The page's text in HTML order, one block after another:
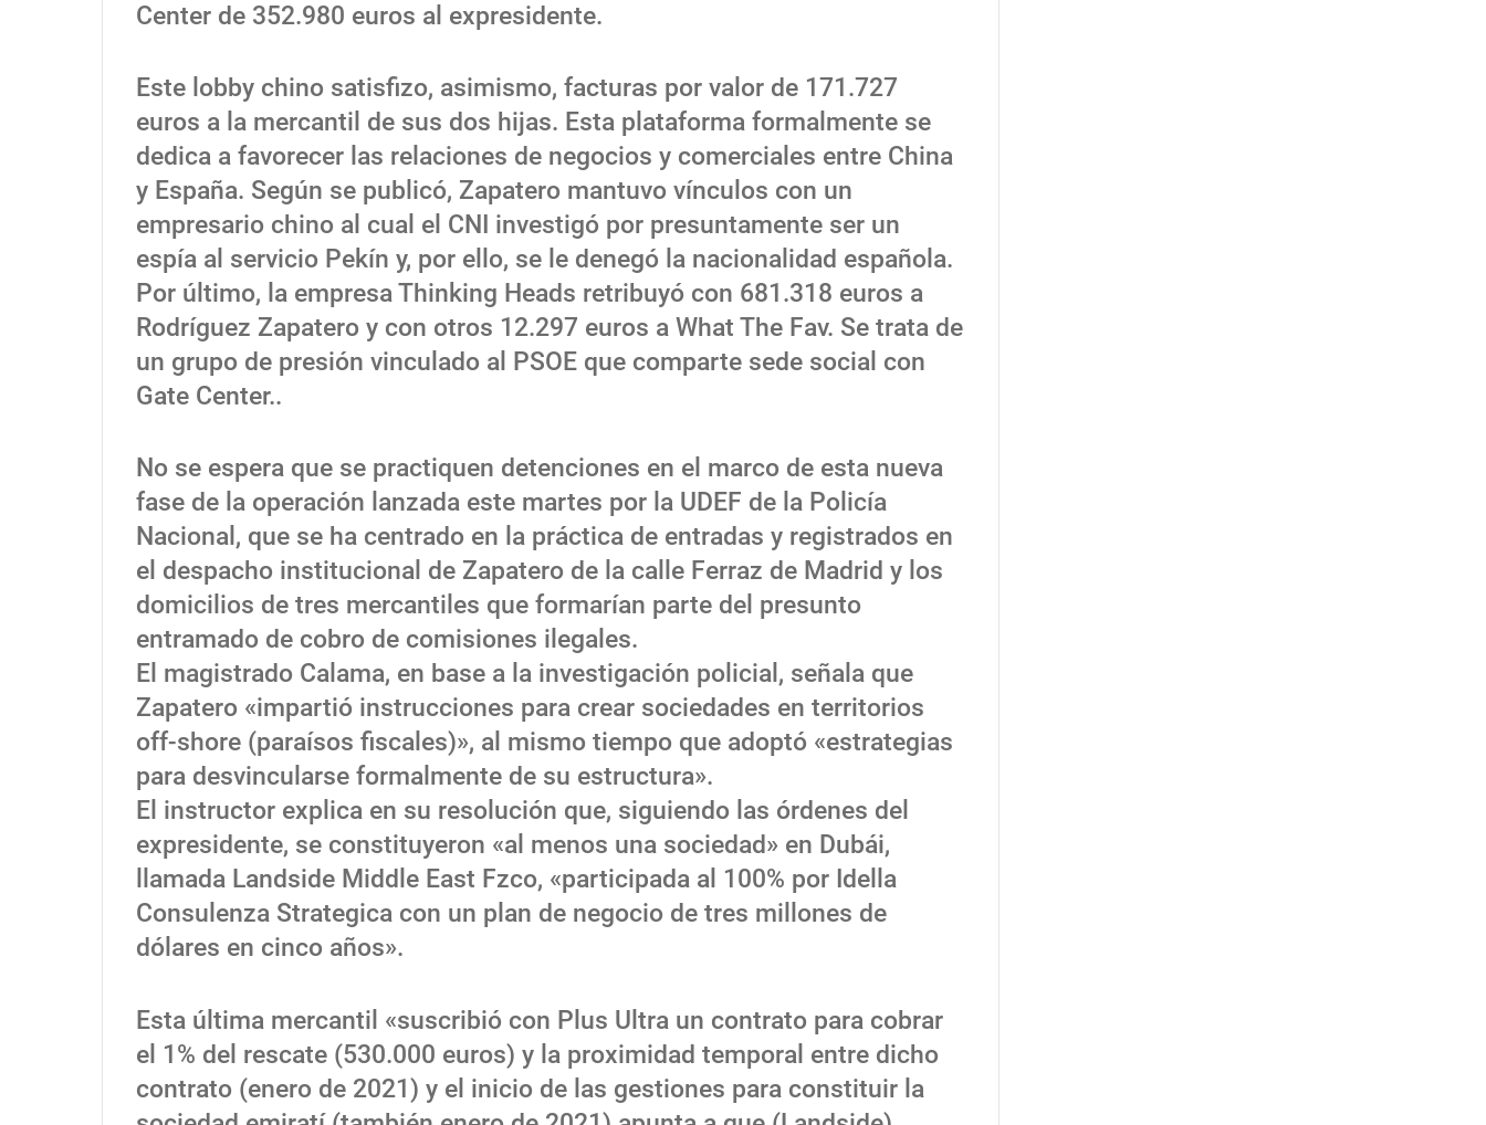
Center de 352.980 euros al expresidente.
Este lobby chino satisfizo, asimismo, facturas por valor de 171.727
euros a la mercantil de sus dos hijas. Esta plataforma formalmente se
dedica a favorecer las relaciones de negocios y comerciales entre China
y España. Según se publicó, Zapatero mantuvo vínculos con un
empresario chino al cual el CNI investigó por presuntamente ser un
espía al servicio Pekín y, por ello, se le denegó la nacionalidad española.
Por último, la empresa Thinking Heads retribuyó con 681.318 euros a
Rodríguez Zapatero y con otros 12.297 euros a What The Fav. Se trata de
un grupo de presión vinculado al PSOE que comparte sede social con
Gate Center..
No se espera que se practiquen detenciones en el marco de esta nueva
fase de la operación lanzada este martes por la UDEF de la Policía
Nacional, que se ha centrado en la práctica de entradas y registrados en
el despacho institucional de Zapatero de la calle Ferraz de Madrid y los
domicilios de tres mercantiles que formarían parte del presunto
entramado de cobro de comisiones ilegales.
El magistrado Calama, en base a la investigación policial, señala que
Zapatero «impartió instrucciones para crear sociedades en territorios
off-shore (paraísos fiscales)», al mismo tiempo que adoptó «estrategias
para desvincularse formalmente de su estructura».
El instructor explica en su resolución que, siguiendo las órdenes del
expresidente, se constituyeron «al menos una sociedad» en Dubái,
llamada Landside Middle East Fzco, «participada al 100% por Idella
Consulenza Strategica con un plan de negocio de tres millones de
dólares en cinco años».
Esta última mercantil «suscribió con Plus Ultra un contrato para cobrar
el 1% del rescate (530.000 euros) y la proximidad temporal entre dicho
contrato (enero de 2021) y el inicio de las gestiones para constituir la